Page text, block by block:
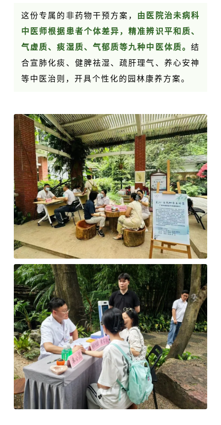
这份专属的非药物干预方案， 由医院治未病科
中医师根据患者个体差异，精准辨识平和质、
气虚质、痰湿质、气郁质等九种中医体质。 结
合宣肺化痰、健脾祛湿、疏肝理气、养心安神
等中医治则，开具个性化的园林康养方案。